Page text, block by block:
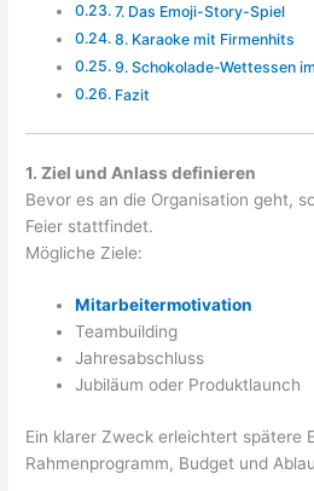
7. Das Emoji-Story-Spiel
8. Karaoke mit Firmenhits
9. Schokolade-Wettessen
Fazit
1. Ziel und Anlass definieren
Bevor es an die Organisation geht,
Feier stattfindet.
Mögliche Ziele:
Mitarbeitermotivation
Teambuilding
Jahresabschluss
Jubiläum oder Produktlaunch
Ein klarer Zweck erleichtert spätere
Rahmenprogramm, Budget und